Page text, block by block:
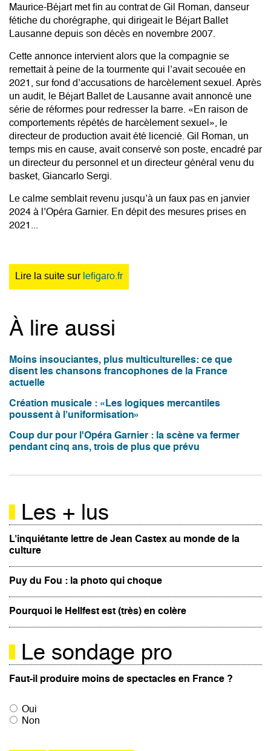
Maurice-Béjart met fin au contrat de Gil Roman, danseur
fétiche du chorégraphe, qui dirigeait le Béjart Ballet
Lausanne depuis son décès en novembre 2007.
Cette annonce intervient alors que la compagnie se
remettait à peine de la tourmente qui l’avait secouée en
2021, sur fond d’accusations de harcèlement sexuel. Après
un audit, le Béjart Ballet de Lausanne avait annoncé une
série de réformes pour redresser la barre. «En raison de
comportements répétés de harcèlement sexuel», le
directeur de production avait été licencié. Gil Roman, un
temps mis en cause, avait conservé son poste, encadré par
un directeur du personnel et un directeur général venu du
basket, Giancarlo Sergi.
Le calme semblait revenu jusqu’à un faux pas en janvier
2024 à l’Opéra Garnier. En dépit des mesures prises en
2021...
Lire la suite sur lefigaro.fr
À lire aussi
Moins insouciantes, plus multiculturelles: ce que
disent les chansons francophones de la France
actuelle
Création musicale : «Les logiques mercantiles
poussent à l’uniformisation»
Coup dur pour l'Opéra Garnier : la scène va fermer
pendant cinq ans, trois de plus que prévu
Les + lus
L’inquiétante lettre de Jean Castex au monde de la
culture
Puy du Fou : la photo qui choque
Pourquoi le Hellfest est (très) en colère
Le sondage pro
Faut-il produire moins de spectacles en France ?
Oui
Non